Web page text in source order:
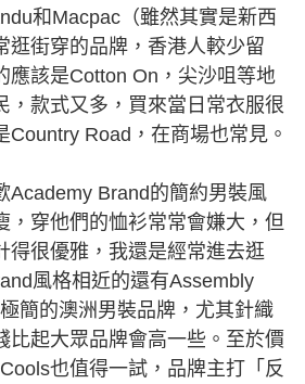
和Macpac（雖然其實是新西
逛街穿的品牌，香港人較少留
應該是Cotton On，尖沙咀等地
，款式又多，買來當日常衣服很
Country Road，在商場也常見。
Brand的簡約男裝風
，穿他們的恤衫常常會嫌大，但
得很優雅，我還是經常進去逛
風格相近的還有Assembly
簡的澳洲男裝品牌，尤其針織
比起大眾品牌會高一些。至於價
也值得一試，品牌主打「反